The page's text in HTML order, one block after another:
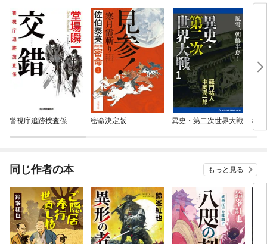
警視庁追跡捜査係 密命決定版 異史・第二次世界大戦 極
同じ作者の本 もっと見る